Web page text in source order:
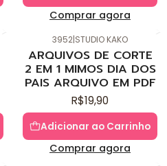
Comprar agora
3952|STUDIO KAKO
ARQUIVOS DE CORTE
2 EM 1 MIMOS DIA DOS
PAIS ARQUIVO EM PDF
R$19,90
Adicionar ao Carrinho
Comprar agora